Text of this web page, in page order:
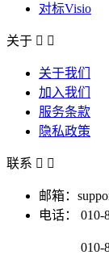
对标Visio
关于  
关于我们
加入我们
服务条款
隐私政策
联系  
邮箱：
电话：
010-
010-